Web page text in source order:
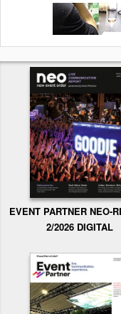
EVENT PARTNER NEO-
2/2026 DIGITAL